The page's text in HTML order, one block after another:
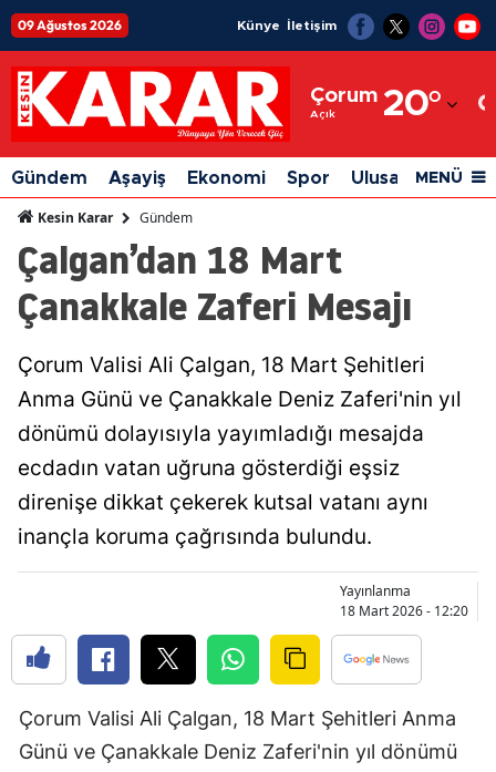
09 Ağustos 2026 Künye İletişim
Çorum
Açık 20°
Adıyaman
Afyonkarahisar
Ağrı
Amasya
Ankara
Artvin
Aydın
Balıkesir
Bitlis
Bolu
Bursa
Gündem Aşayiş Ekonomi Spor Ulusal Siyaset
MENÜ
Kesin Karar Gündem
Çalgan’dan 18 Mart
Çanakkale Zaferi Mesajı
Çorum Valisi Ali Çalgan, 18 Mart Şehitleri
Anma Günü ve Çanakkale Deniz Zaferi'nin yıl
dönümü dolayısıyla yayımladığı mesajda
ecdadın vatan uğruna gösterdiği eşsiz
direnişe dikkat çekerek kutsal vatanı aynı
inançla koruma çağrısında bulundu.
Yayınlanma
18 Mart 2026 - 12:20
Çorum Valisi Ali Çalgan, 18 Mart Şehitleri Anma
Günü ve Çanakkale Deniz Zaferi'nin yıl dönümü